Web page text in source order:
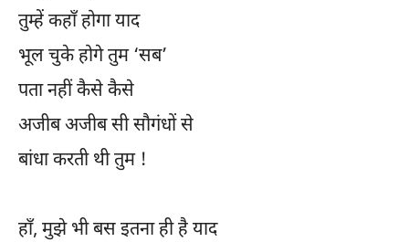
तुम्हें कहाँ होगा याद
भूल चुके होगे तुम ‘सब’
पता नहीं कैसे कैसे
अजीब अजीब सी सौगंधों से
बांधा करती थी तुम !
हाँ, मुझे भी बस इतना ही है याद